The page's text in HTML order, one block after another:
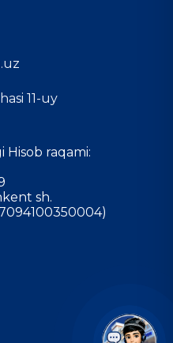
11-uy
Hisob raqami:
sh.